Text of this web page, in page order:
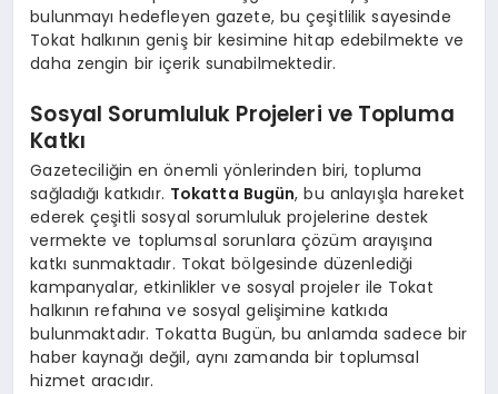
bulunmayı hedefleyen gazete, bu çeşitlilik sayesinde
Tokat halkının geniş bir kesimine hitap edebilmekte ve
daha zengin bir içerik sunabilmektedir.
Sosyal Sorumluluk Projeleri ve Topluma
Katkı
Gazeteciliğin en önemli yönlerinden biri, topluma
sağladığı katkıdır. Tokatta Bugün, bu anlayışla hareket
ederek çeşitli sosyal sorumluluk projelerine destek
vermekte ve toplumsal sorunlara çözüm arayışına
katkı sunmaktadır. Tokat bölgesinde düzenlediği
kampanyalar, etkinlikler ve sosyal projeler ile Tokat
halkının refahına ve sosyal gelişimine katkıda
bulunmaktadır. Tokatta Bugün, bu anlamda sadece bir
haber kaynağı değil, aynı zamanda bir toplumsal
hizmet aracıdır.